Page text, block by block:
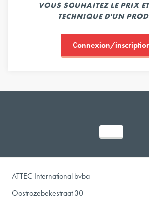
VOUS SOUHAITEZ LE PRIX
TECHNIQUE D'UN
Connexion/
ATTEC International bvba
Oostrozebekestraat 30